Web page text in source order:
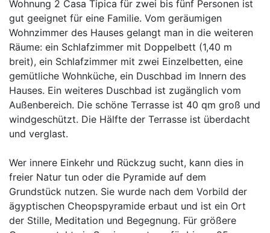
Wohnung 2 Casa Tipica für zwei bis fünf Personen ist
gut geeignet für eine Familie. Vom geräumigen
Wohnzimmer des Hauses gelangt man in die weiteren
Räume: ein Schlafzimmer mit Doppelbett (1,40 m
breit), ein Schlafzimmer mit zwei Einzelbetten, eine
gemütliche Wohnküche, ein Duschbad im Innern des
Hauses. Ein weiteres Duschbad ist zugänglich vom
Außenbereich. Die schöne Terrasse ist 40 qm groß und
windgeschützt. Die Hälfte der Terrasse ist überdacht
und verglast.
Wer innere Einkehr und Rückzug sucht, kann dies in
freier Natur tun oder die Pyramide auf dem
Grundstück nutzen. Sie wurde nach dem Vorbild der
ägyptischen Cheopspyramide erbaut und ist ein Ort
der Stille, Meditation und Begegnung. Für größere